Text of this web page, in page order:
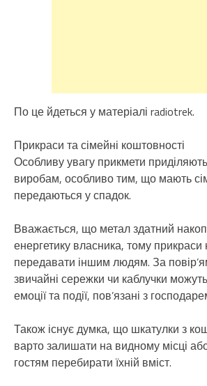
По це йдеться у матеріалі radiotrek.
Прикраси та сімейні коштовності
Особливу увагу прикмети
виробам, особливо тим, що мають
передаються у спадок.
Вважається, що метал здатний
енергетику власника, тому прикраси
передавати іншим людям. За
звичайні сережки чи каблучки можуть
емоції та події, пов’язані з
Також існує думка, що шкатулки з
варто залишати на видному місці
гостям перебирати їхній вміст.